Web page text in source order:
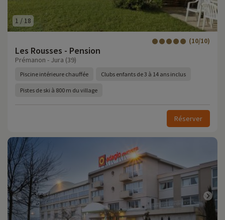
1 / 18
Les Rousses - Pension
(10/10)
Prémanon - Jura (39)
Piscine intérieure chauffée Clubs enfants de 3 à 14 ans inclus
Pistes de ski à 800 m du village
Réserver